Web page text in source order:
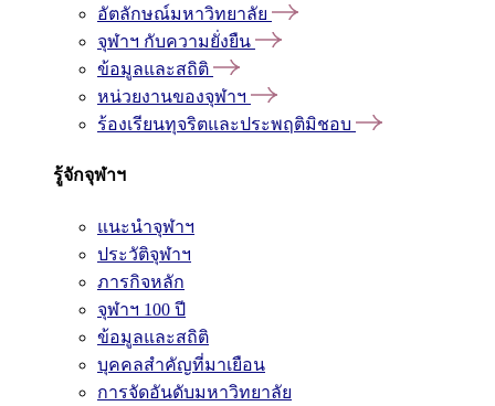
อัตลักษณ์มหาวิทยาลัย
จุฬาฯ กับความยั่งยืน
ข้อมูลและสถิติ
หน่วยงานของจุฬาฯ
ร้องเรียนทุจริตและประพฤติมิชอบ
รู้จักจุฬาฯ
แนะนำจุฬาฯ
ประวัติจุฬาฯ
ภารกิจหลัก
จุฬาฯ 100 ปี
ข้อมูลและสถิติ
บุคคลสำคัญที่มาเยือน
การจัดอันดับมหาวิทยาลัย